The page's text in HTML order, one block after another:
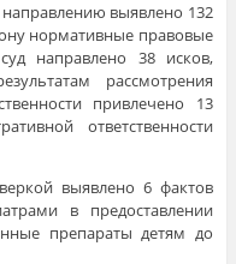
выявлено 132
нормативные правовые
направлено 38 исков,
рассмотрения
привлечено 13
ответственности
выявлено 6 фактов
в предоставлении
препараты детям до